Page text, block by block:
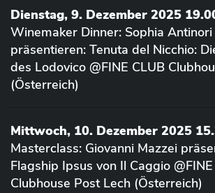
Dienstag, 9. Dezember 2025
Winemaker Dinner: Sophia Antinori
präsentieren: Tenuta del Nicchio:
des Lodovico @FINE CLUB
(Österreich)
Mittwoch, 10. Dezember 2025
Masterclass: Giovanni Mazzei
Flagship Ipsus von Il Caggio
Clubhouse Post Lech (Österreich)